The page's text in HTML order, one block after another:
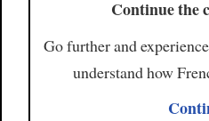
Continue the
Go further and
understand how